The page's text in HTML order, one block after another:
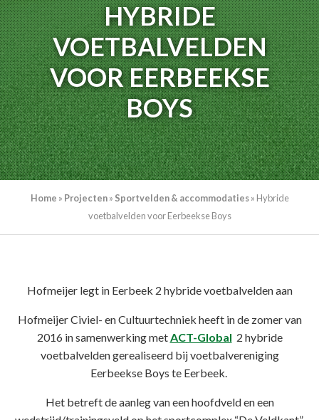
HYBRIDE
VOETBALVELDEN
VOOR EERBEEKSE
BOYS
Home » Projecten» Sportvelden & accommodaties» Hybride
voetbalvelden voor Eerbeekse Boys
Hofmeijer legt in Eerbeek 2 hybride voetbalvelden aan
Hofmeijer Civiel- en Cultuurtechniek heeft in de zomer van
2016 in samenwerking met ACT-Global 2 hybride
voetbalvelden gerealiseerd bij voetbalvereniging
Eerbeekse Boys te Eerbeek.
Het betreft de aanleg van een hoofdveld en een